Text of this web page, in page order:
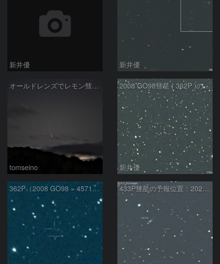
新井優 新井優
オールドレンズでレモン彗星11/9
tomseino
2008 GO98彗星 ( 362P )の予報位置：2025/09/25
新井優
362P（2008 GO98 = 457175） 433P彗星の予報位置：2025/05/04